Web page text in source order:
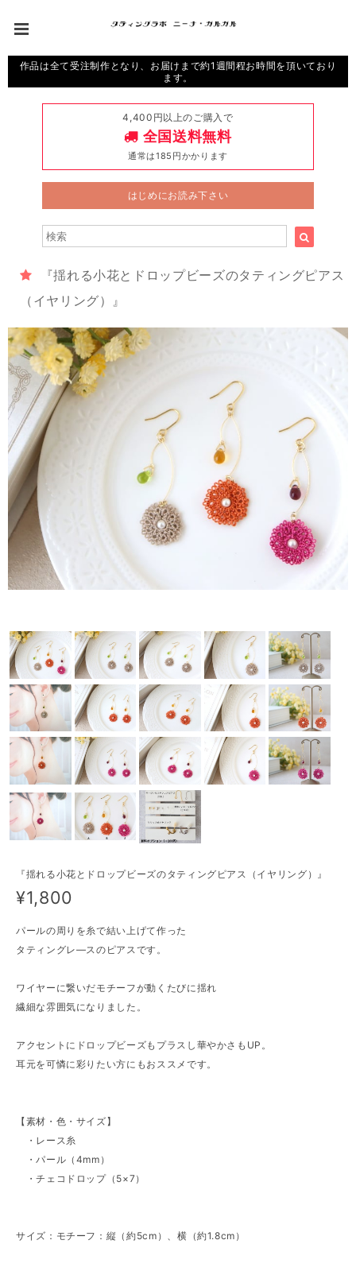
作品は全て受注制作となり、お届けまで約1週間程お時間を頂いており
ます。
4,400円以上のご購入で
全国送料無料
通常は185円かかります
はじめにお読み下さい
『揺れる小花とドロップビーズのタティングピアス
（イヤリング）』
『揺れる小花とドロップビーズのタティングピアス（イヤリング）』
¥1,800
パールの周りを糸で結い上げて作った
タティングレ―スのピアスです。
ワイヤーに繋いだモチーフが動くたびに揺れ
繊細な雰囲気になりました。
アクセントにドロップビーズもプラスし華やかさもUP。
耳元を可憐に彩りたい方にもおススメです。
【素材・色・サイズ】
・レース糸
・パール（4mm）
・チェコドロップ（5×7）
サイズ：モチーフ：縦（約5cm）、横（約1.8cm）